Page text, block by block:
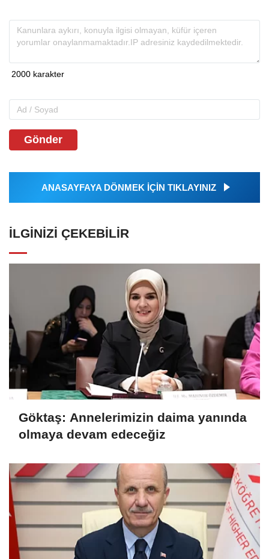
Gönder
ANASAYFAYA DÖNMEK İÇİN TIKLAYINIZ
İLGINIZI ÇEKEBILIR
Göktaş: Annelerimizin daima yanında
olmaya devam edeceğiz